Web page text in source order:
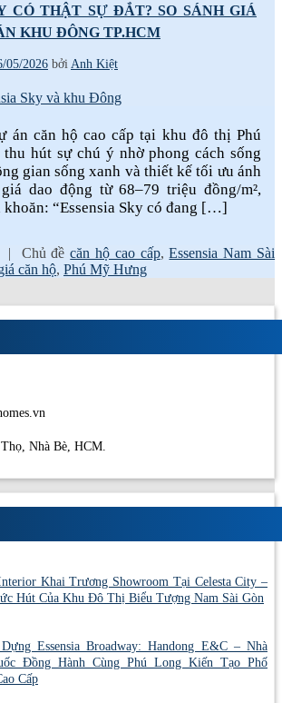
CÓ THẬT SỰ ĐẮT? SO SÁNH GIÁ
KHU ĐÔNG TP.HCM
05/2026 bởi Anh Kiệt
án căn hộ cao cấp tại khu đô thị Phú
hút sự chú ý nhờ phong cách sống
gian sống xanh và thiết kế tối ưu ánh
dao động từ 68–79 triệu đồng/m²,
khoăn: “Essensia Sky có đang […]
| Chủ đềcăn hộ cao cấp,Essensia Nam Sài
căn hộ, Phú Mỹ Hưng
Nhà Bè, HCM.
Khai Trương Showroom Tại Celesta City –
Hút Của Khu Đô Thị Biểu Tượng Nam Sài Gòn
Essensia Broadway: Handong E&C – Nhà
Đồng Hành Cùng Phú Long Kiến Tạo Phố
Cấp